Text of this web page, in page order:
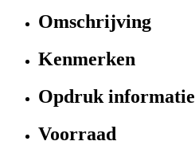
Omschrijving
Kenmerken
Opdruk informatie
Voorraad